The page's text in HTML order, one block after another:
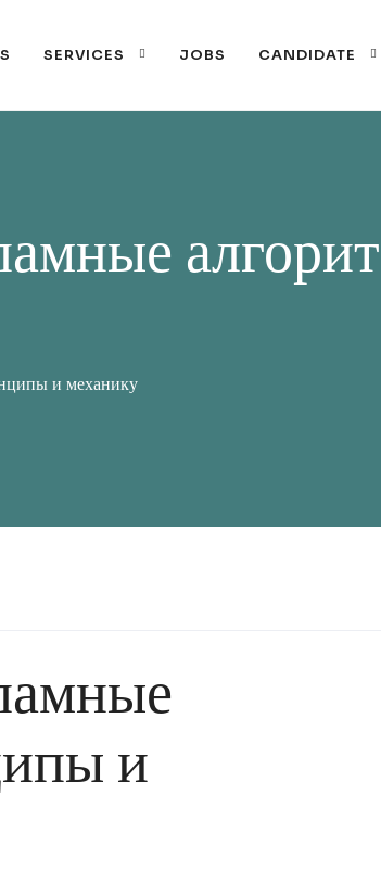
SERVICES JOBS CANDIDATE
и механику
и